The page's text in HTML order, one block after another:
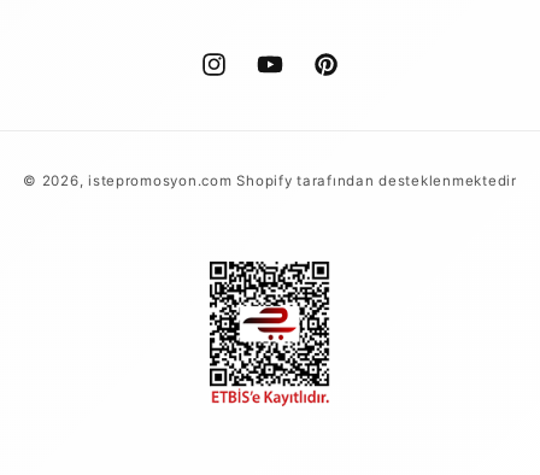
InstagramYouTubePinterest
© 2026, istepromosyon.com Shopify tarafından desteklenmektedir